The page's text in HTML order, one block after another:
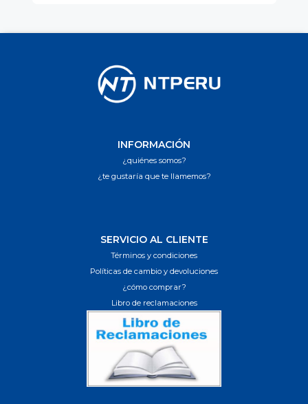
INFORMACIÓN
¿quiénes somos?
¿te gustaría que te llamemos?
SERVICIO AL CLIENTE
Términos y condiciones
Políticas de cambio y devoluciones
¿cómo comprar?
Libro de reclamaciones